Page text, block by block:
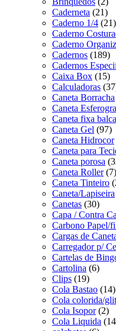
Caderneta (21)
Caderno 1/4 (21)
Caderno
Caderno
Cadernos (189)
Cadernos
Caixa Box (15)
Calculadoras
Caneta Borracha
Caneta
Caneta fixa
Caneta Gel (97)
Caneta Hidrocor
Caneta para
Caneta porosa
Caneta Roller (7)
Caneta Tinteiro
Caneta/Lapiseira
Canetas (30)
Capa / Contra
Carbono Papel/
Cargas de
Carregador p/
Cartelas de
Cartolina (6)
Clips (19)
Cola Bastao (14)
Cola colorida/
Cola Isopor (2)
Cola Liquida